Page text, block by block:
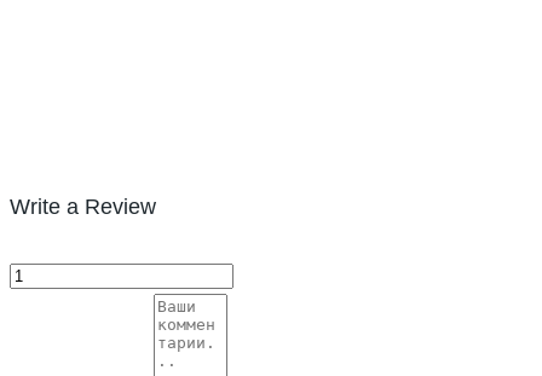
Write a Review